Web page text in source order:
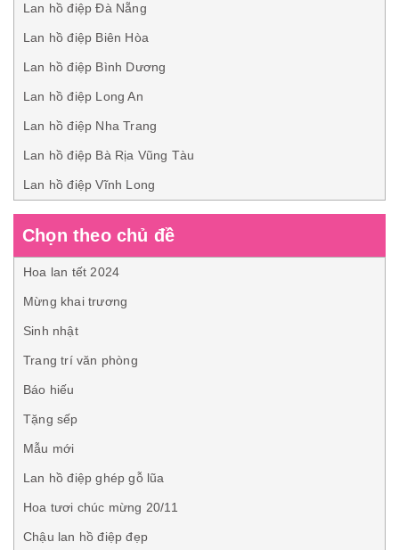
Lan hồ điệp Đà Nẵng
Lan hồ điệp Biên Hòa
Lan hồ điệp Bình Dương
Lan hồ điệp Long An
Lan hồ điệp Nha Trang
Lan hồ điệp Bà Rịa Vũng Tàu
Lan hồ điệp Vĩnh Long
Chọn theo chủ đề
Hoa lan tết 2024
Mừng khai trương
Sinh nhật
Trang trí văn phòng
Báo hiếu
Tặng sếp
Mẫu mới
Lan hồ điệp ghép gỗ lũa
Hoa tươi chúc mừng 20/11
Chậu lan hồ điệp đẹp